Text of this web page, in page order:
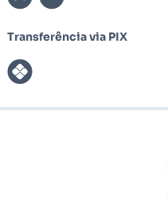
Transferência via PIX